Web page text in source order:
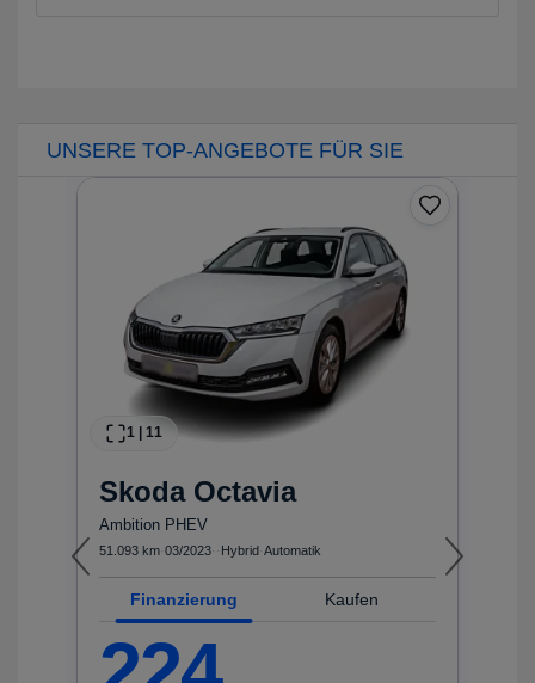
UNSERE TOP-ANGEBOTE FÜR SIE
1 11
Skoda Octavia
Ambition PHEV
51.093 km 03/2023 Hybrid Automatik
Finanzierung Kaufen